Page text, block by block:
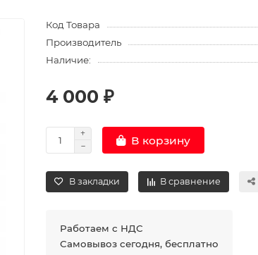
Код Товара
Производитель
Наличие:
4 000 ₽
В корзину
В закладки В сравнение
Работаем с НДС
Самовывоз сегодня, бесплатно